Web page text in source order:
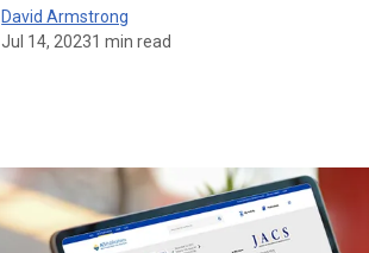
David Armstrong
Jul 14, 20231 min read